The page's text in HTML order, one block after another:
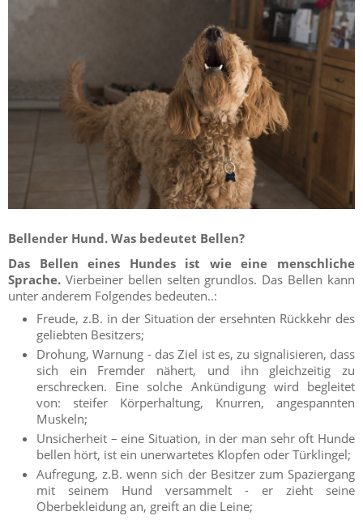
Bellender Hund. Was bedeutet Bellen?
Das Bellen eines Hundes ist wie eine menschliche
Sprache. Vierbeiner bellen selten grundlos. Das Bellen kann
unter anderem Folgendes bedeuten..:
Freude, z.B. in der Situation der ersehnten Rückkehr des
geliebten Besitzers;
Drohung, Warnung - das Ziel ist es, zu signalisieren, dass
sich ein Fremder nähert, und ihn gleichzeitig zu
erschrecken. Eine solche Ankündigung wird begleitet
von: steifer Körperhaltung, Knurren, angespannten
Muskeln;
Unsicherheit – eine Situation, in der man sehr oft Hunde
bellen hört, ist ein unerwartetes Klopfen oder Türklingel;
Aufregung, z.B. wenn sich der Besitzer zum Spaziergang
mit seinem Hund versammelt - er zieht seine
Oberbekleidung an, greift an die Leine;